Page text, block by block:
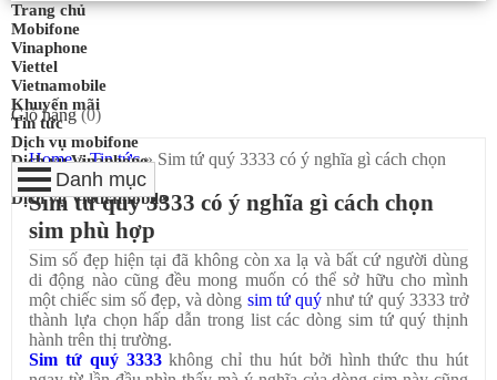
Trang chủ
Mobifone
Vinaphone
Viettel
Vietnamobile
Khuyến mãi
Tin tức
Dịch vụ mobifone
Dịch vụ Vinaphone
Dịch vụ Viettel
Dịch vụ Vietnamobile
Giỏ hàng(0)
Home»Tin tức»Sim tứ quý 3333 có ý nghĩa gì cách chọn
sim phù hợp
Sim tứ quý 3333 có ý nghĩa gì cách chọn
sim phù hợp
Sim số đẹp hiện tại đã không còn xa lạ và bất cứ người dùng
di động nào cũng đều mong muốn có thể sở hữu cho mình
một chiếc sim số đẹp, và dòng sim tứ quýnhư tứ quý 3333 trở
thành lựa chọn hấp dẫn trong list các dòng sim tứ quý thịnh
hành trên thị trường.
Sim tứ quý 3333không chỉ thu hút bởi hình thức thu hút